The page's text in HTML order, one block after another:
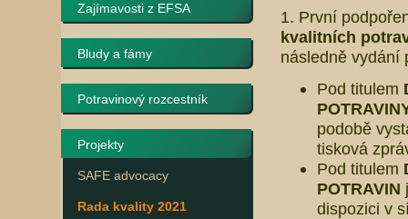
Zajímavosti z EFSA
Bludy a fámy
Potravinový rozcestník
Projekty
SAFE advocacy
Rada kvality 2021
1. První
kvalitních
následně vydání
Pod titulem
podobě
tisková
Pod titulem
POTRAVIN
dispozici v